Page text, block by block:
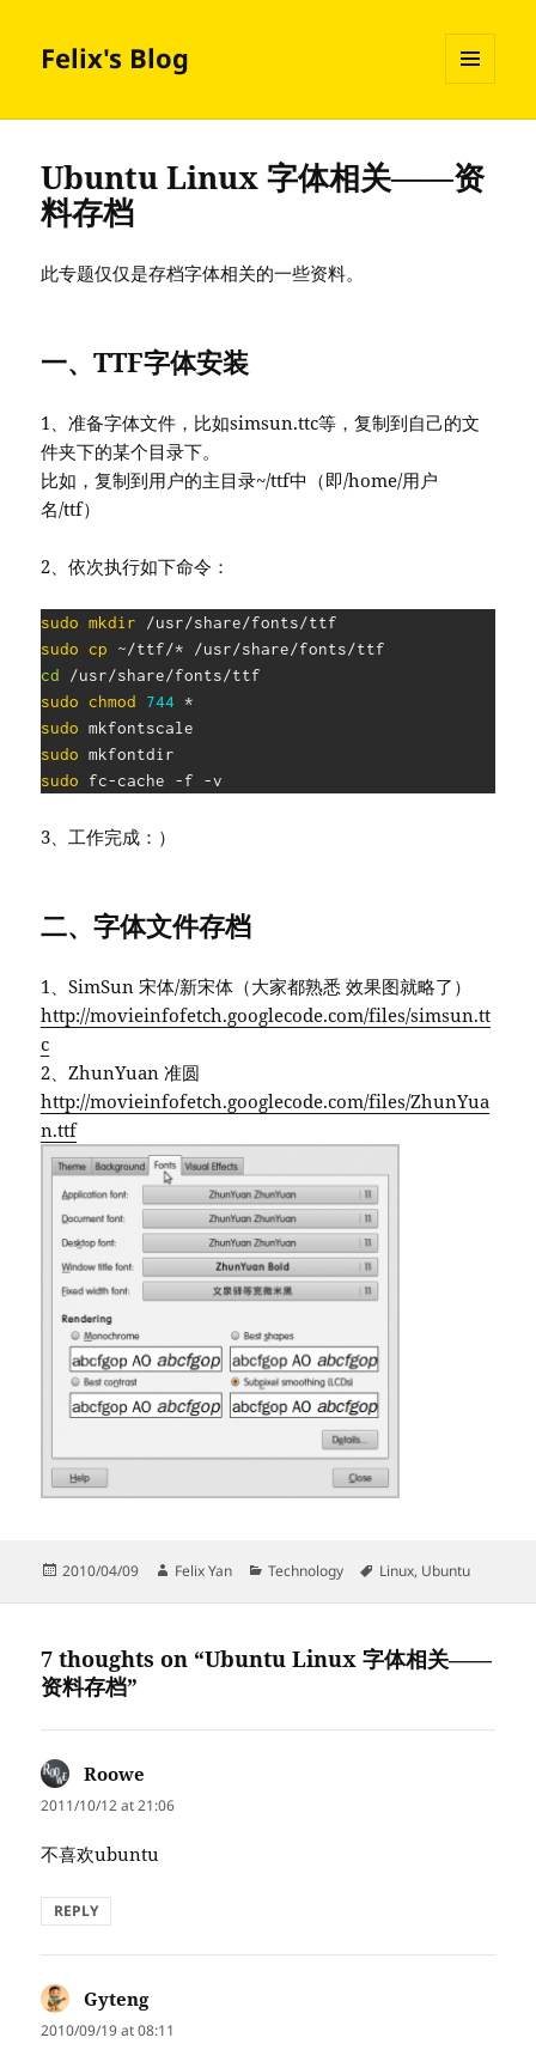
Felix's Blog
AND
Ubuntu Linux 字体相关——资
料存档
此专题仅仅是存档字体相关的一些资料。
一、TTF字体安装
1、准备字体文件，比如simsun.ttc等，复制到自己的文
件夹下的某个目录下。
比如，复制到用户的主目录~/ttf中（即/home/用户
名/ttf）
2、依次执行如下命令：
sudo mkdir
sudo
cp
cd
sudo
chmod 744
sudo
sudo
sudo fc-cache -f -v
3、工作完成：）
二、字体文件存档
1、SimSun 宋体/新宋体（大家都熟悉 效果图就略了）
http://movieinfofetch.googlecode.com/files/simsun.tt
c
2、ZhunYuan 准圆
http://movieinfofetch.googlecode.com/files/ZhunYua
n.ttf
Posted
2010/04/09 Author
Felix Yan Categories
Technology Tags
Linux, Ubuntu
7 thoughts on “Ubuntu Linux 字体相关——
资料存档”
Roowe
2011/10/12 at 21:06
不喜欢ubuntu
REPLY
Gytengsays:
2010/09/19 at 08:11